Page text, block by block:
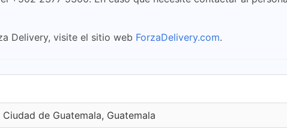
Delivery, visite el sitio web ForzaDelivery.com.
Ciudad de Guatemala, Guatemala